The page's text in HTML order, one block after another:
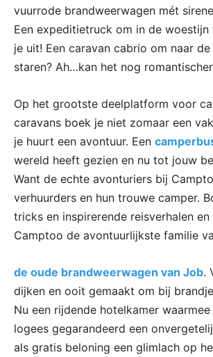
vuurrode brandweerwagen mét
Een expeditietruck om in de woestijn
je uit! Een caravan cabrio om naar
staren? Ah…kan het nog
Op het grootste deelplatform voor
caravans boek je niet zomaar een
je huurt een avontuur. Een
wereld heeft gezien en nu tot jouw
Want de echte avonturiers bij
verhuurders en hun trouwe camper.
tricks en inspirerende reisverhalen
Camptoo de avontuurlijkste familie
de oude brandweerwagen van Job.
dijken en ooit gemaakt om bij
Nu een rijdende hotelkamer
logees gegarandeerd een
als gratis beloning een glimlach op